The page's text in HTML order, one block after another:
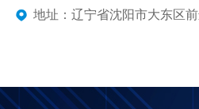
地址：辽宁省沈阳市大东区